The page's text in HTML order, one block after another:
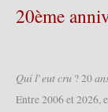
20ème
𝑄𝑢𝑖 𝑙’𝑒𝑢𝑡 𝑐𝑟𝑢 ? 20
Entre 2006 et 2026,